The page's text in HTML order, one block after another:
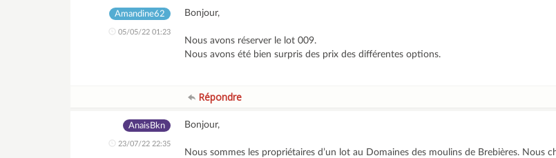
Amandine62
05/05/22 01:23
Bonjour,
Nous avons réserver le lot 009.
Nous avons été bien surpris des prix des différentes options.
Répondre
AnaisBkn
23/07/22 22:35
Bonjour,
Nous sommes les propriétaires d’un lot au Domaines des moulins de Brebières. Nous